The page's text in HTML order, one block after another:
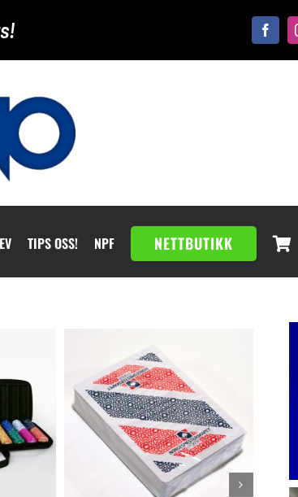
TIPS OSS! NPF NETTBUTIKK
KJØPDette
produktet
har
flere
varianter.
Alternativene
Detaljer